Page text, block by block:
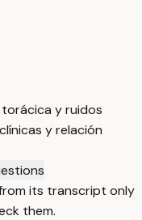
y ruidos
y relación
its transcript only
them.